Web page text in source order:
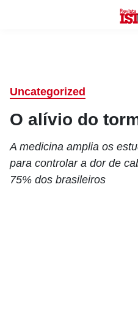
Uncategorized
O alívio do
A medicina amplia os
para controlar a dor de
75% dos brasileiros